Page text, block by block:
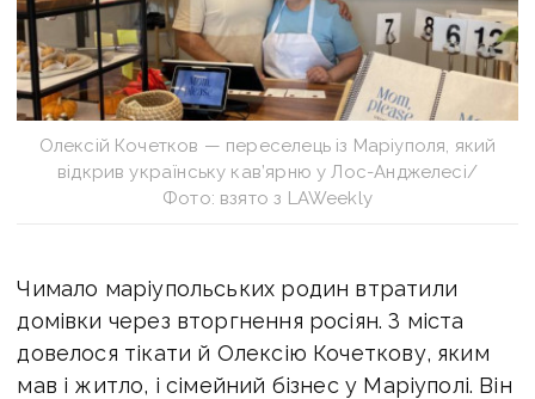
Олексій Кочетков — переселець із Маріуполя, який
відкрив українську кав’ярню у Лос-Анджелесі/
Фото: взято з LAWeekly
Чимало маріупольських родин втратили
домівки через вторгнення росіян. З міста
довелося тікати й Олексію Кочеткову, яким
мав і житло, і сімейний бізнес у Маріуполі. Він